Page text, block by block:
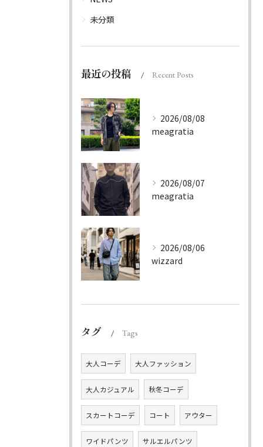
未分類
最近の投稿 Recent Posts
2026/08/08
meagratia
2026/08/07
meagratia
2026/08/06
wizzard
タグ Tags
大人コーデ 大人ファッション
大人カジュアル 秋冬コーデ
スカートコーデ コート アウター
ワイドパンツ サルエルパンツ